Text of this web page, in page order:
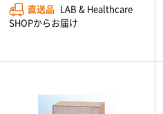
直送品 LAB & Healthcare
SHOPからお届け